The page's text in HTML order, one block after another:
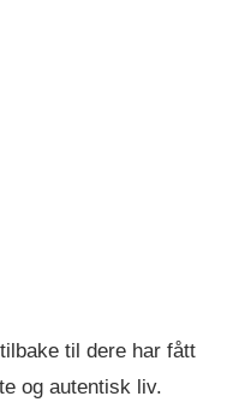
til dere har fått
og autentisk liv.